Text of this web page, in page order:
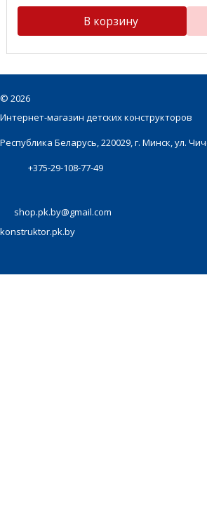
В корзину
© 2026
Интернет-магазин детских конструкторов
Республика Беларусь, 220029, г. Минск, ул.
+375-29-108-77-49
shop.pk.by@gmail.com
konstruktor.pk.by